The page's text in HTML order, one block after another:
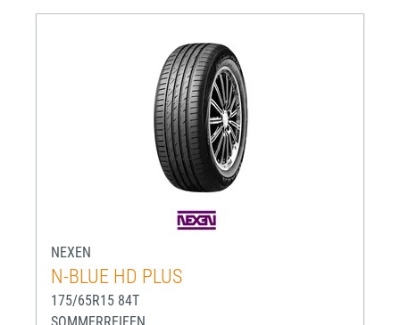
NEXEN
N-BLUE HD PLUS
175/65R15 84T